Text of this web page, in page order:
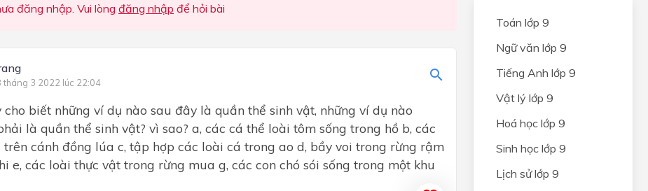
đăng nhập. Vui lòng đăng nhập để hỏi bài
tháng 3 2022 lúc 22:04
cho biết những ví dụ nào sau đây là quần thể sinh vật, những ví dụ nào
là quần thể sinh vật? vì sao? a, các cá thể loài tôm sống trong hồ b, các
trên cánh đồng lúa c, tập hợp các loài cá trong ao d, bầy voi trong rừng rậm
e, các loài thực vật trong rừng mua g, các con chó sói sống trong một khu
Toán lớp 9
Ngữ văn lớp 9
Tiếng Anh lớp 9
Vật lý lớp 9
Hoá học lớp 9
Sinh học lớp 9
Lịch sử lớp 9